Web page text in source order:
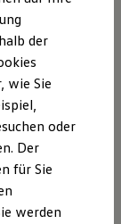
Caravelle
noch dazu
der
wie Sie
oder
Der
für Sie
werden